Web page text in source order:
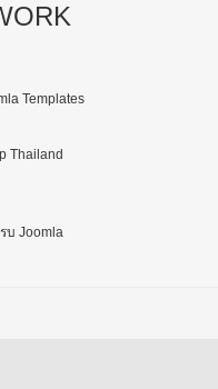
Templates
Thailand
บ Joomla